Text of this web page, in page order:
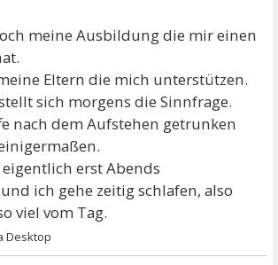
meine Ausbildung die mir einen
Eltern die mich unterstützen.
sich morgens die Sinnfrage.
nach dem Aufstehen getrunken
erst Abends
ich gehe zeitig schlafen, also
viel vom Tag.